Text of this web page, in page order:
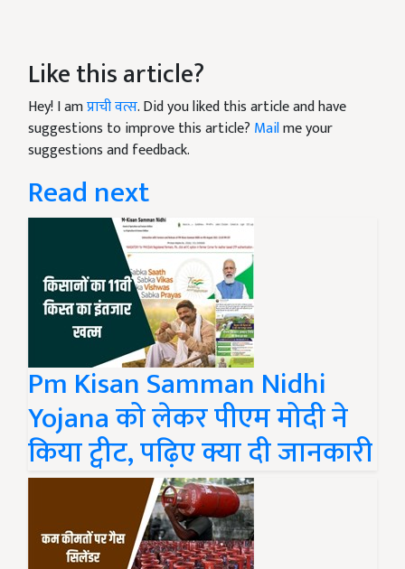
Like this article?
Hey! I amप्राची वत्स. Did you liked this article and have
suggestions to improve this article? Mailme your
suggestions and feedback.
Read next
Pm Kisan Samman Nidhi
Yojana को लेकर पीएम मोदी ने
किया ट्वीट, पढ़िए क्या दी जानकारी